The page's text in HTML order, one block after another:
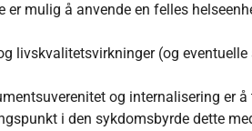
mulig å anvende en felles
livskvalitetsvirkninger (og
og internalisering er
i den sykdomsbyrde dette